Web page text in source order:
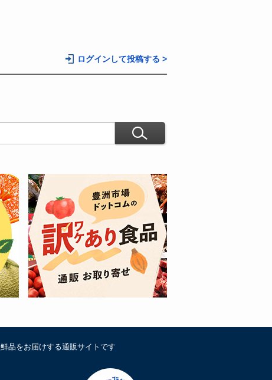
ログインして投稿する >
品をお届けする通販サイトです